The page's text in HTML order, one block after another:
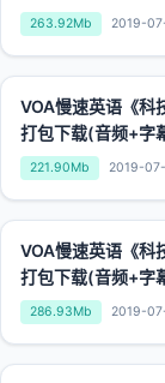
263.92Mb 2019-
VOA慢速英语《
打包下载(音频+字
221.90Mb 2019-
VOA慢速英语《
打包下载(音频+字
286.93Mb 2019-